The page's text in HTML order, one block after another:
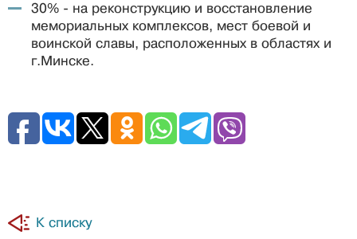
30% - на реконструкцию и восстановление
мемориальных комплексов, мест боевой и
воинской славы, расположенных в областях и
г.Минске.
К списку